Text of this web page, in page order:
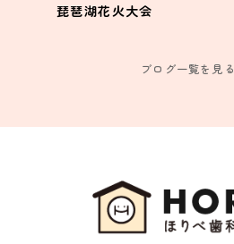
琵琶湖花火大会
ブログ一覧を見る